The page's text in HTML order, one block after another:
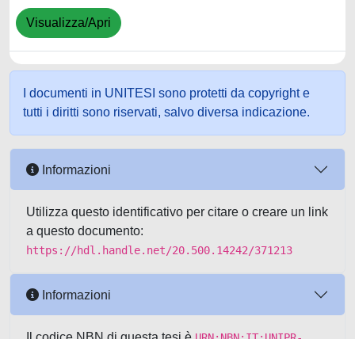
Visualizza/Apri
I documenti in UNITESI sono protetti da copyright e
tutti i diritti sono riservati, salvo diversa indicazione.
Informazioni
Utilizza questo identificativo per citare o creare un link
a questo documento:
https://hdl.handle.net/20.500.14242/371213
Informazioni